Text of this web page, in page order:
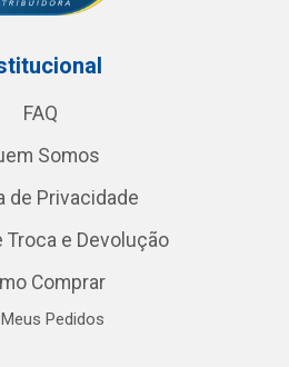
FAQ
Somos
de Privacidade
Troca e Devolução
Comprar
Meus Pedidos